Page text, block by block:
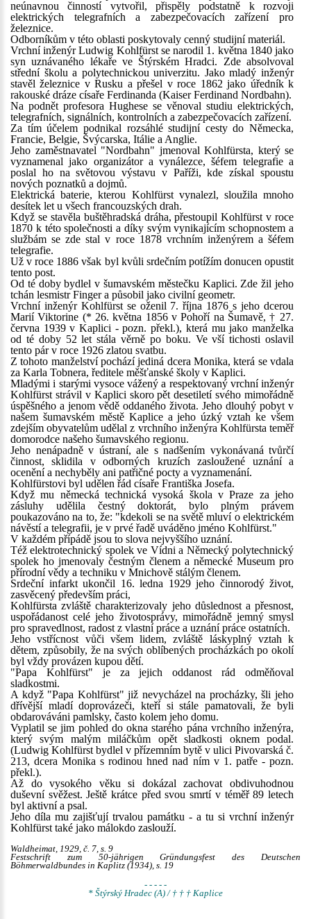
neúnavnou činností vytvořil, přispěly podstatně k rozvoji
elektrických telegrafních a zabezpečovacích zařízení pro
železnice.
Odborníkům v této oblasti poskytovaly cenný studijní materiál.
Vrchní inženýr Ludwig Kohlfürst se narodil 1. května 1840 jako
syn uznávaného lékaře ve Štýrském Hradci. Zde absolvoval
střední školu a polytechnickou univerzitu. Jako mladý inženýr
stavěl železnice v Rusku a přešel v roce 1862 jako úředník k
rakouské dráze císaře Ferdinanda (Kaiser Ferdinand Nordbahn).
Na podnět profesora Hughese se věnoval studiu elektrických,
telegrafních, signálních, kontrolních a zabezpečovacích zařízení.
Za tím účelem podnikal rozsáhlé studijní cesty do Německa,
Francie, Belgie, Švýcarska, Itálie a Anglie.
Jeho zaměstnavatel "Nordbahn" jmenoval Kohlfürsta, který se
vyznamenal jako organizátor a vynálezce, šéfem telegrafie a
poslal ho na světovou výstavu v Paříži, kde získal spoustu
nových poznatků a dojmů.
Elektrická baterie, kterou Kohlfürst vynalezl, sloužila mnoho
desítek let u všech francouzských drah.
Když se stavěla buštěhradská dráha, přestoupil Kohlfürst v roce
1870 k této společnosti a díky svým vynikajícím schopnostem a
službám se zde stal v roce 1878 vrchním inženýrem a šéfem
telegrafie.
Už v roce 1886 však byl kvůli srdečním potížím donucen opustit
tento post.
Od té doby bydlel v šumavském městečku Kaplici. Zde žil jeho
tchán lesmistr Finger a působil jako civilní geometr.
Vrchní inženýr Kohlfürst se oženil 7. října 1876 s jeho dcerou
Marií Viktorine (* 26. května 1856 v Pohoří na Šumavě, † 27.
června 1939 v Kaplici - pozn. překl.), která mu jako manželka
od té doby 52 let stála věrně po boku. Ve vší tichosti oslavil
tento pár v roce 1926 zlatou svatbu.
Z tohoto manželství pochází jediná dcera Monika, která se vdala
za Karla Tobnera, ředitele měšťanské školy v Kaplici.
Mladými i starými vysoce vážený a respektovaný vrchní inženýr
Kohlfürst strávil v Kaplici skoro pět desetiletí svého mimořádně
úspěšného a jenom vědě oddaného života. Jeho dlouhý pobyt v
našem šumavském městě Kaplice a jeho úzký vztah ke všem
zdejším obyvatelům udělal z vrchního inženýra Kohlfürsta teměř
domorodce našeho šumavského regionu.
Jeho nenápadně v ústraní, ale s nadšením vykonávaná tvůrčí
činnost, sklidila v odborných kruzích zasloužené uznání a
ocenění a nechyběly ani patřičné pocty a vyznamenání.
Kohlfürstovi byl udělen řád císaře Františka Josefa.
Když mu německá technická vysoká škola v Praze za jeho
zásluhy udělila čestný doktorát, bylo plným právem
poukazováno na to, že: "kdekoli se na světě mluví o elektrickém
návěstí a telegrafii, je v prvé řadě uváděno jméno Kohlfürst."
V každém přípádě jsou to slova nejvyššího uznání.
Též elektrotechnický spolek ve Vídni a Německý polytechnický
spolek ho jmenovaly čestným členem a německé Museum pro
přírodní vědy a techniku v Mnichově stálým členem.
Srdeční infarkt ukončil 16. ledna 1929 jeho činnorodý život,
zasvěcený především práci,
Kohlfürsta zvláště charakterizovaly jeho důslednost a přesnost,
uspořádanost celé jeho životosprávy, mimořádně jemný smysl
pro spravedlnost, radost z vlastní práce a uznání práce ostatních.
Jeho vstřícnost vůči všem lidem, zvláště láskyplný vztah k
dětem, způsobily, že na svých oblíbených procházkách po okolí
byl vždy provázen kupou dětí.
"Papa Kohlfürst" je za jejich oddanost rád odměňoval
sladkostmi.
A když "Papa Kohlfürst" již nevycházel na procházky, šli jeho
dřívější mladí doprovázeči, kteří si stále pamatovali, že byli
obdarováváni pamlsky, často kolem jeho domu.
Vyplatil se jim pohled do okna starého pána vrchního inženýra,
který svým malým miláčkům opět sladkosti oknem podal.
(Ludwig Kohlfürst bydlel v přízemním bytě v ulici Pivovarská č.
213, dcera Monika s rodinou hned nad ním v 1. patře - pozn.
překl.).
Až do vysokého věku si dokázal zachovat obdivuhodnou
duševní svěžest. Ještě krátce před svou smrtí v téměř 89 letech
byl aktivní a psal.
Jeho díla mu zajišťují trvalou památku - a tu si vrchní inženýr
Kohlfürst také jako málokdo zaslouží.
Waldheimat, 1929, č. 7, s. 9
Festschrift zum 50-jährigen Gründungsfest des Deutschen
Böhmerwaldbundes in Kaplitz (1934), s. 19
- - - - -
* Štýrský Hradec (A) / † † † Kaplice